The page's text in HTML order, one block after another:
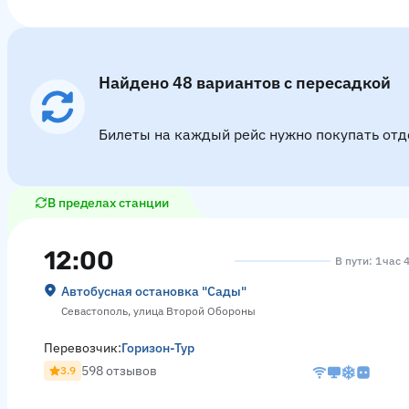
Найдено 48 вариантов с пересадкой
Билеты на каждый рейс нужно покупать
В пределах станции
12:00
Автобусная остановка "Сады"
Севастополь, улица Второй Обороны
В пути: 1 час
Перевозчик:Горизон-Тур
3.9 598 отзывов